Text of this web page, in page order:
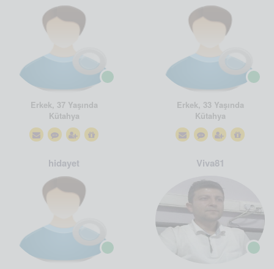
Erkek, 37 Yaşında
Kütahya
Erkek, 33 Yaşında
Kütahya
hidayet Viva81